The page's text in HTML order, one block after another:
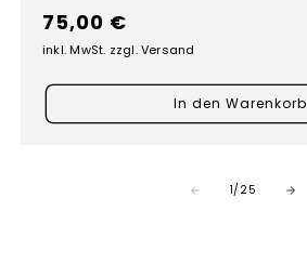
Normaler
Preis
75,00 €
inkl. MwSt. zzgl. Versand
In den Warenkorb
1/ von
25